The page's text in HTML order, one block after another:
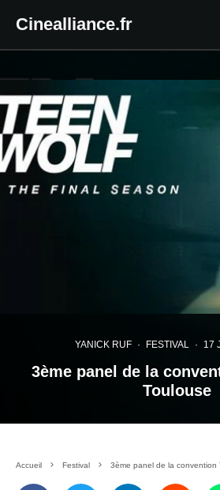
Cinealliance.fr
YANICK RUF · FESTIVAL · 17
3ème panel de la
Toulouse
Accueil Festival 3ème panel de la convention